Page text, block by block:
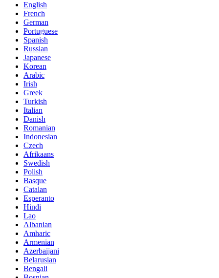
English
French
German
Portuguese
Spanish
Russian
Japanese
Korean
Arabic
Irish
Greek
Turkish
Italian
Danish
Romanian
Indonesian
Czech
Afrikaans
Swedish
Polish
Basque
Catalan
Esperanto
Hindi
Lao
Albanian
Amharic
Armenian
Azerbaijani
Belarusian
Bengali